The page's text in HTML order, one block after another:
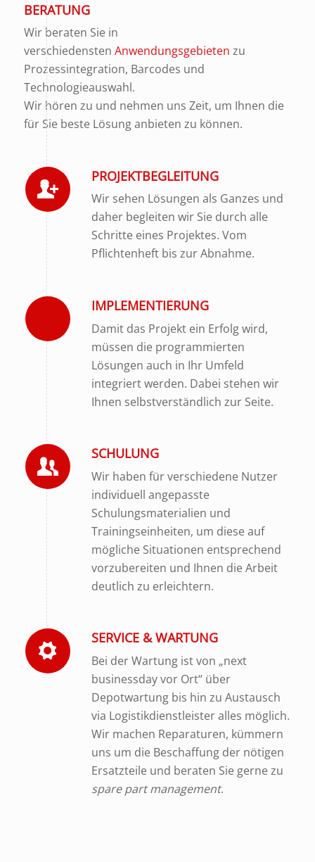
BERATUNG
Wir beraten Sie in
verschiedensten Anwendungsgebieten zu
Prozessintegration, Barcodes und
Technologieauswahl.
Wir hören zu und nehmen uns Zeit, um Ihnen die
für Sie beste Lösung anbieten zu können.
PROJEKTBEGLEITUNG
Wir sehen Lösungen als Ganzes und
daher begleiten wir Sie durch alle
Schritte eines Projektes. Vom
Pflichtenheft bis zur Abnahme.
IMPLEMENTIERUNG
Damit das Projekt ein Erfolg wird,
müssen die programmierten
Lösungen auch in Ihr Umfeld
integriert werden. Dabei stehen wir
Ihnen selbstverständlich zur Seite.
SCHULUNG
Wir haben für verschiedene Nutzer
individuell angepasste
Schulungsmaterialien und
Trainingseinheiten, um diese auf
mögliche Situationen entsprechend
vorzubereiten und Ihnen die Arbeit
deutlich zu erleichtern.
SERVICE & WARTUNG
Bei der Wartung ist von „next
businessday vor Ort“ über
Depotwartung bis hin zu Austausch
via Logistikdienstleister alles möglich.
Wir machen Reparaturen, kümmern
uns um die Beschaffung der nötigen
Ersatzteile und beraten Sie gerne zu
spare part management.